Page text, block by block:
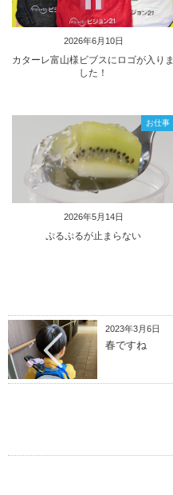
2026年6月10日
カターレ富山様ビブスにロゴが入りま
した！
2026年5月14日
お仕事
ぷるぷるが止まらない
2023年3月6日
春ですね